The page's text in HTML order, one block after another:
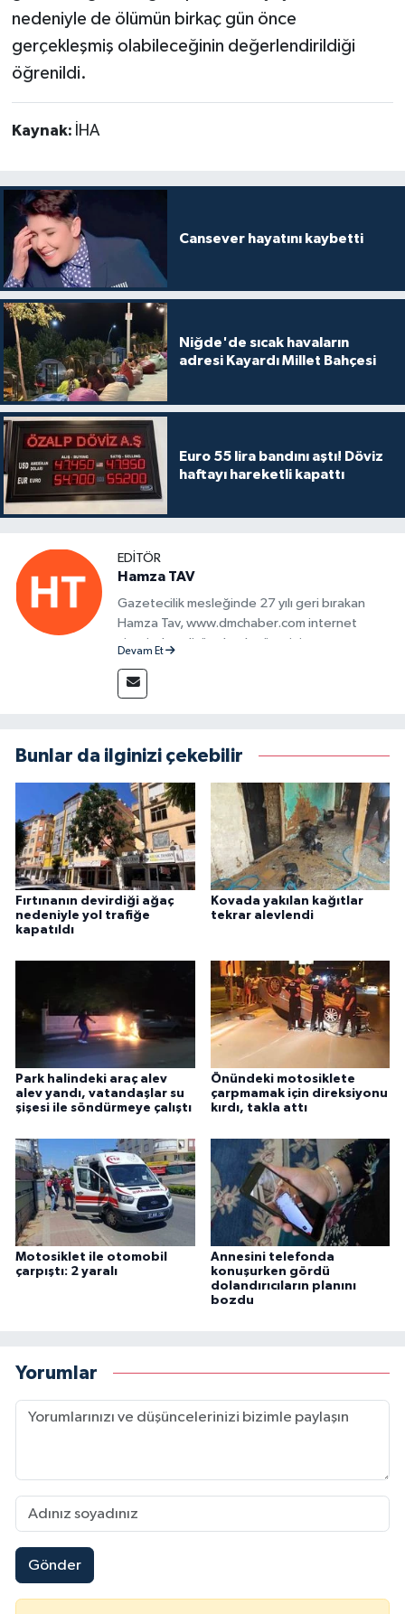
nedeniyle de ölümün birkaç gün önce
gerçekleşmiş olabileceğinin değerlendirildiği
öğrenildi.
Kaynak: İHA
Cansever hayatını kaybetti
Niğde'de sıcak havaların
adresi Kayardı Millet Bahçesi
Euro 55 lira bandını aştı! Döviz
haftayı hareketli kapattı
EDITÖR
Hamza TAV
Gazetecilik mesleğinde 27 yılı geri bırakan
Hamza Tav, www.dmchaber.com internet
sitesinde editör olarak görevini
Devam Et
Bunlar da ilginizi çekebilir
Fırtınanın devirdiği ağaç
nedeniyle yol trafiğe
kapatıldı
Kovada yakılan kağıtlar
tekrar alevlendi
Park halindeki araç alev
alev yandı, vatandaşlar su
şişesi ile söndürmeye çalıştı
Önündeki motosiklete
çarpmamak için direksiyonu
kırdı, takla attı
Motosiklet ile otomobil
çarpıştı: 2 yaralı
Annesini telefonda
konuşurken gördü
dolandırıcıların planını
bozdu
Yorumlar
Gönder